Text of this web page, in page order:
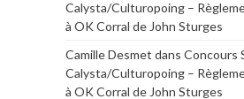
Calysta/Culturopoing –
à OK Corral de John Sturges
Camille Desmet dans Concours
Calysta/Culturopoing –
à OK Corral de John Sturges